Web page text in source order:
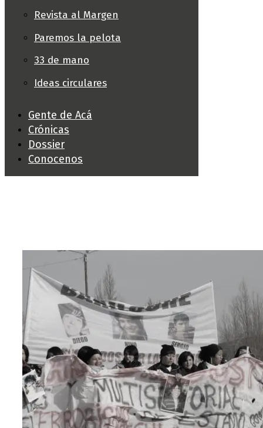
Revista al Margen
Paremos la pelota
33 de mano
Ideas circulares
Gente de Acá
Crónicas
Dossier
Conocenos